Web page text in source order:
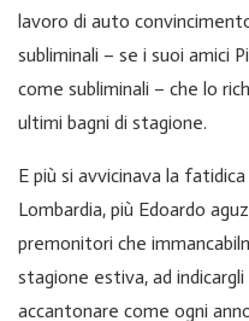
lavoro di auto
subliminali – se i suoi amici
come subliminali – che lo
ultimi bagni di stagione.
E più si avvicinava la
Lombardia, più Edoardo
premonitori che
stagione estiva, ad
accantonare come ogni